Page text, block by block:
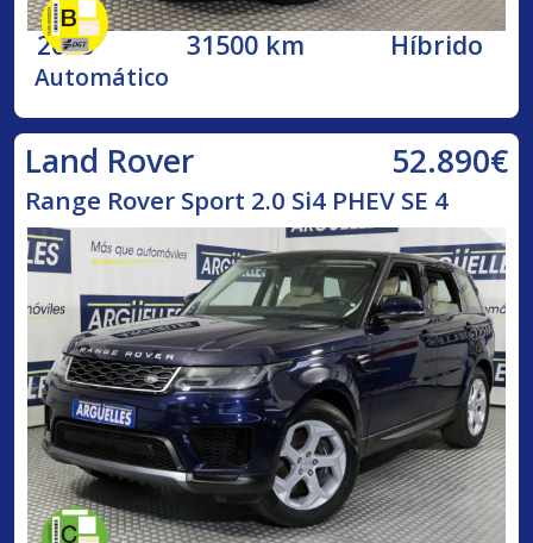
2025 31500 km Híbrido
Automático
Land Rover 52.890€
Range Rover Sport 2.0 Si4 PHEV SE 4